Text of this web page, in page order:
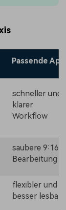
Passende App
schneller und
klarer
Workflow
saubere 9:16-
Bearbeitung
flexibler und
besser lesbar